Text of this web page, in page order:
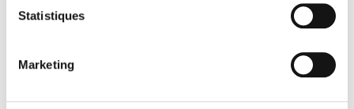
Statistiques
Marketing
Tarifs TOUT COMPRIS comprenant les visites programmées (hors